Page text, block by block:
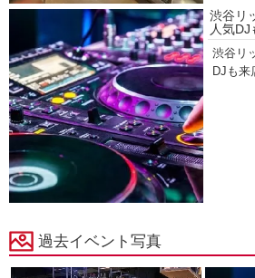
渋谷リ
人気DJ
渋谷リ
DJも来
過去イベント写真